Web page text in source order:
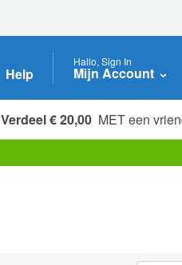
Help
Hallo, Sign In
Mijn Account
Verdeel € 20,00 MET een